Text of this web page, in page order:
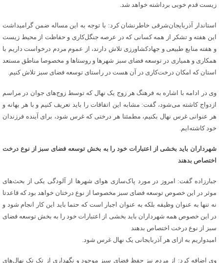
زیست قدم خوبی برداشته خواهد شد.
استاندار آذربایجان‌شرقی خاطرنشان کرد: با توجه به این مساله ضمن گرامیداشت
این هفته و تشکر از همه کسانی که در عرصه جنگل‌کاری و حفاظت از محیط زیست
و هفته منابع طبیعی و جهادکشاورزی تلاش دارند، از عموم مردم درخواست داریم با
همکاری و همیاری در توسعه فضای سبز شهرها و روستاها و مخصوصا مناطق مستعد
استان که امکان درخت‌کاری در آن هست در راستای توسعه فضای سبز تلاش کنیم.
وی در ادامه با اشاره به فرهنگ هر زوج یک نهال که توسط زوج‌های جوان در مراسم
ازدواج کاشته می‌شود، گفت: مشابه این اتفاقات را باید تعریف کنیم و با هر بهانه و
هر عنوانی غرس نهال بکنیم، مطمئنا هر درختی که غرس شود، برای آینده فرزندان
خود کاشته‌ایم.
شهرداران باید بخشی از اعتبارات خود را به بخش توسعه فضای سبز از نوع درخت
اختصاص بدهند
جبارزاده گفت: امروز در مورد پاک‌سازی هوای شهرها از آلودگی یکی از بحث‌های
موثر در این خصوص توسعه فضای سبز مخصوصا از نوع درختان خواهد بود که قاعدتا
نه تنها به عنوان وظیفه بلکه به عنوان اجبار است که حتما باید این کار انجام شود و
در این خصوص همه شهرداران باید بخشی از اعتبارات خود را به بخش توسعه فضای
سبز از نوع درخت اختصاص بدهند
امیدواریم به ازای هر آذربایجانی یک نهال غرس شود.
وی اضافه کرد: از مردم نیز حفظ فضای سبز موجود و نگهداری از تک تک نهال‌های